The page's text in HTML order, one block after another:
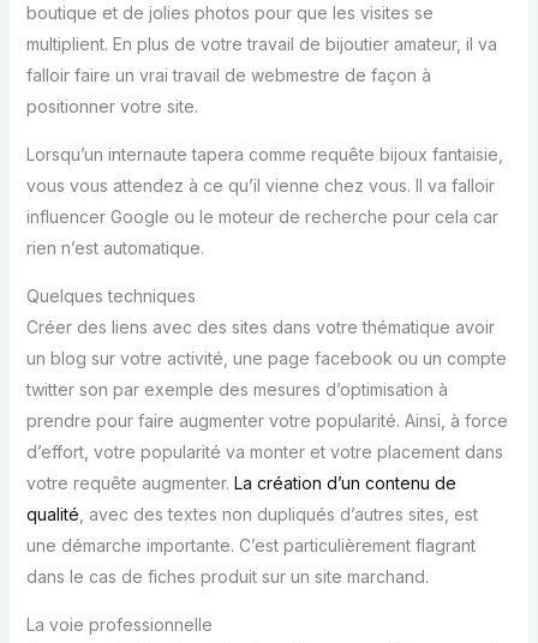
boutique et de jolies photos pour que les visites se
multiplient. En plus de votre travail de bijoutier amateur, il va
falloir faire un vrai travail de webmestre de façon à
positionner votre site.
Lorsqu’un internaute tapera comme requête bijoux fantaisie,
vous vous attendez à ce qu’il vienne chez vous. Il va falloir
influencer Google ou le moteur de recherche pour cela car
rien n’est automatique.
Quelques techniques
Créer des liens avec des sites dans votre thématique avoir
un blog sur votre activité, une page facebook ou un compte
twitter son par exemple des mesures d’optimisation à
prendre pour faire augmenter votre popularité. Ainsi, à force
d’effort, votre popularité va monter et votre placement dans
votre requête augmenter. La création d’un contenu de
qualité , avec des textes non dupliqués d’autres sites, est
une démarche importante. C’est particulièrement flagrant
dans le cas de fiches produit sur un site marchand.
La voie professionnelle